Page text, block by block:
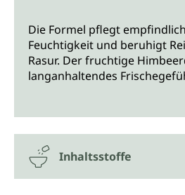
Die Formel pflegt
Feuchtigkeit und beruhigt
Rasur. Der fruchtige
langanhaltendes
Inhaltsstoffe